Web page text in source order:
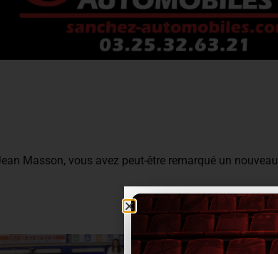
Masson, vous avez peut-être remarqué un nouveau